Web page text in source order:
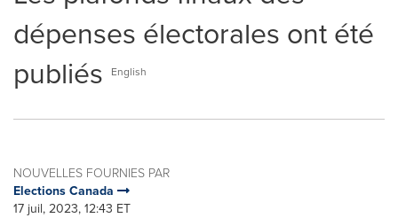
dépenses électorales ont été
publiés
English
NOUVELLES FOURNIES PAR
Elections Canada
17 juil, 2023, 12:43 ET